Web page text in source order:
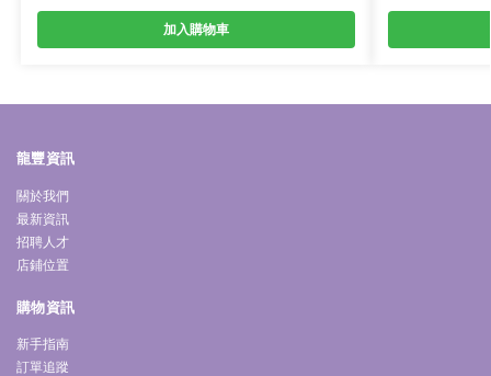
加入購物車
龍豐資訊
關於我們
最新資訊
招聘人才
店鋪位置
購物資訊
新手指南
訂單追蹤